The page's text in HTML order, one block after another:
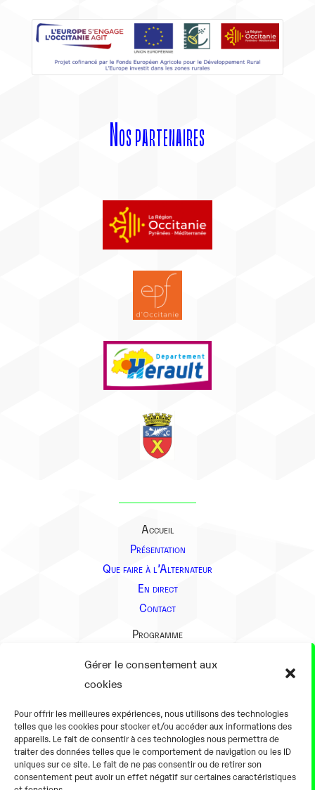
Gérer le consentement aux
cookies
Pour offrir les meilleures expériences, nous utilisons des technologies
telles que les cookies pour stocker et/ou accéder aux informations des
appareils. Le fait de consentir à ces technologies nous permettra de
traiter des données telles que le comportement de navigation ou les ID
uniques sur ce site. Le fait de ne pas consentir ou de retirer son
consentement peut avoir un effet négatif sur certaines caractéristiques
Nos partenaires
Accueil
Présentation
Que faire à l’Alternateur
En direct
Contact
Programme
Présentation
En pratique
Tarifs et horaires
Salles
Équipements numériques